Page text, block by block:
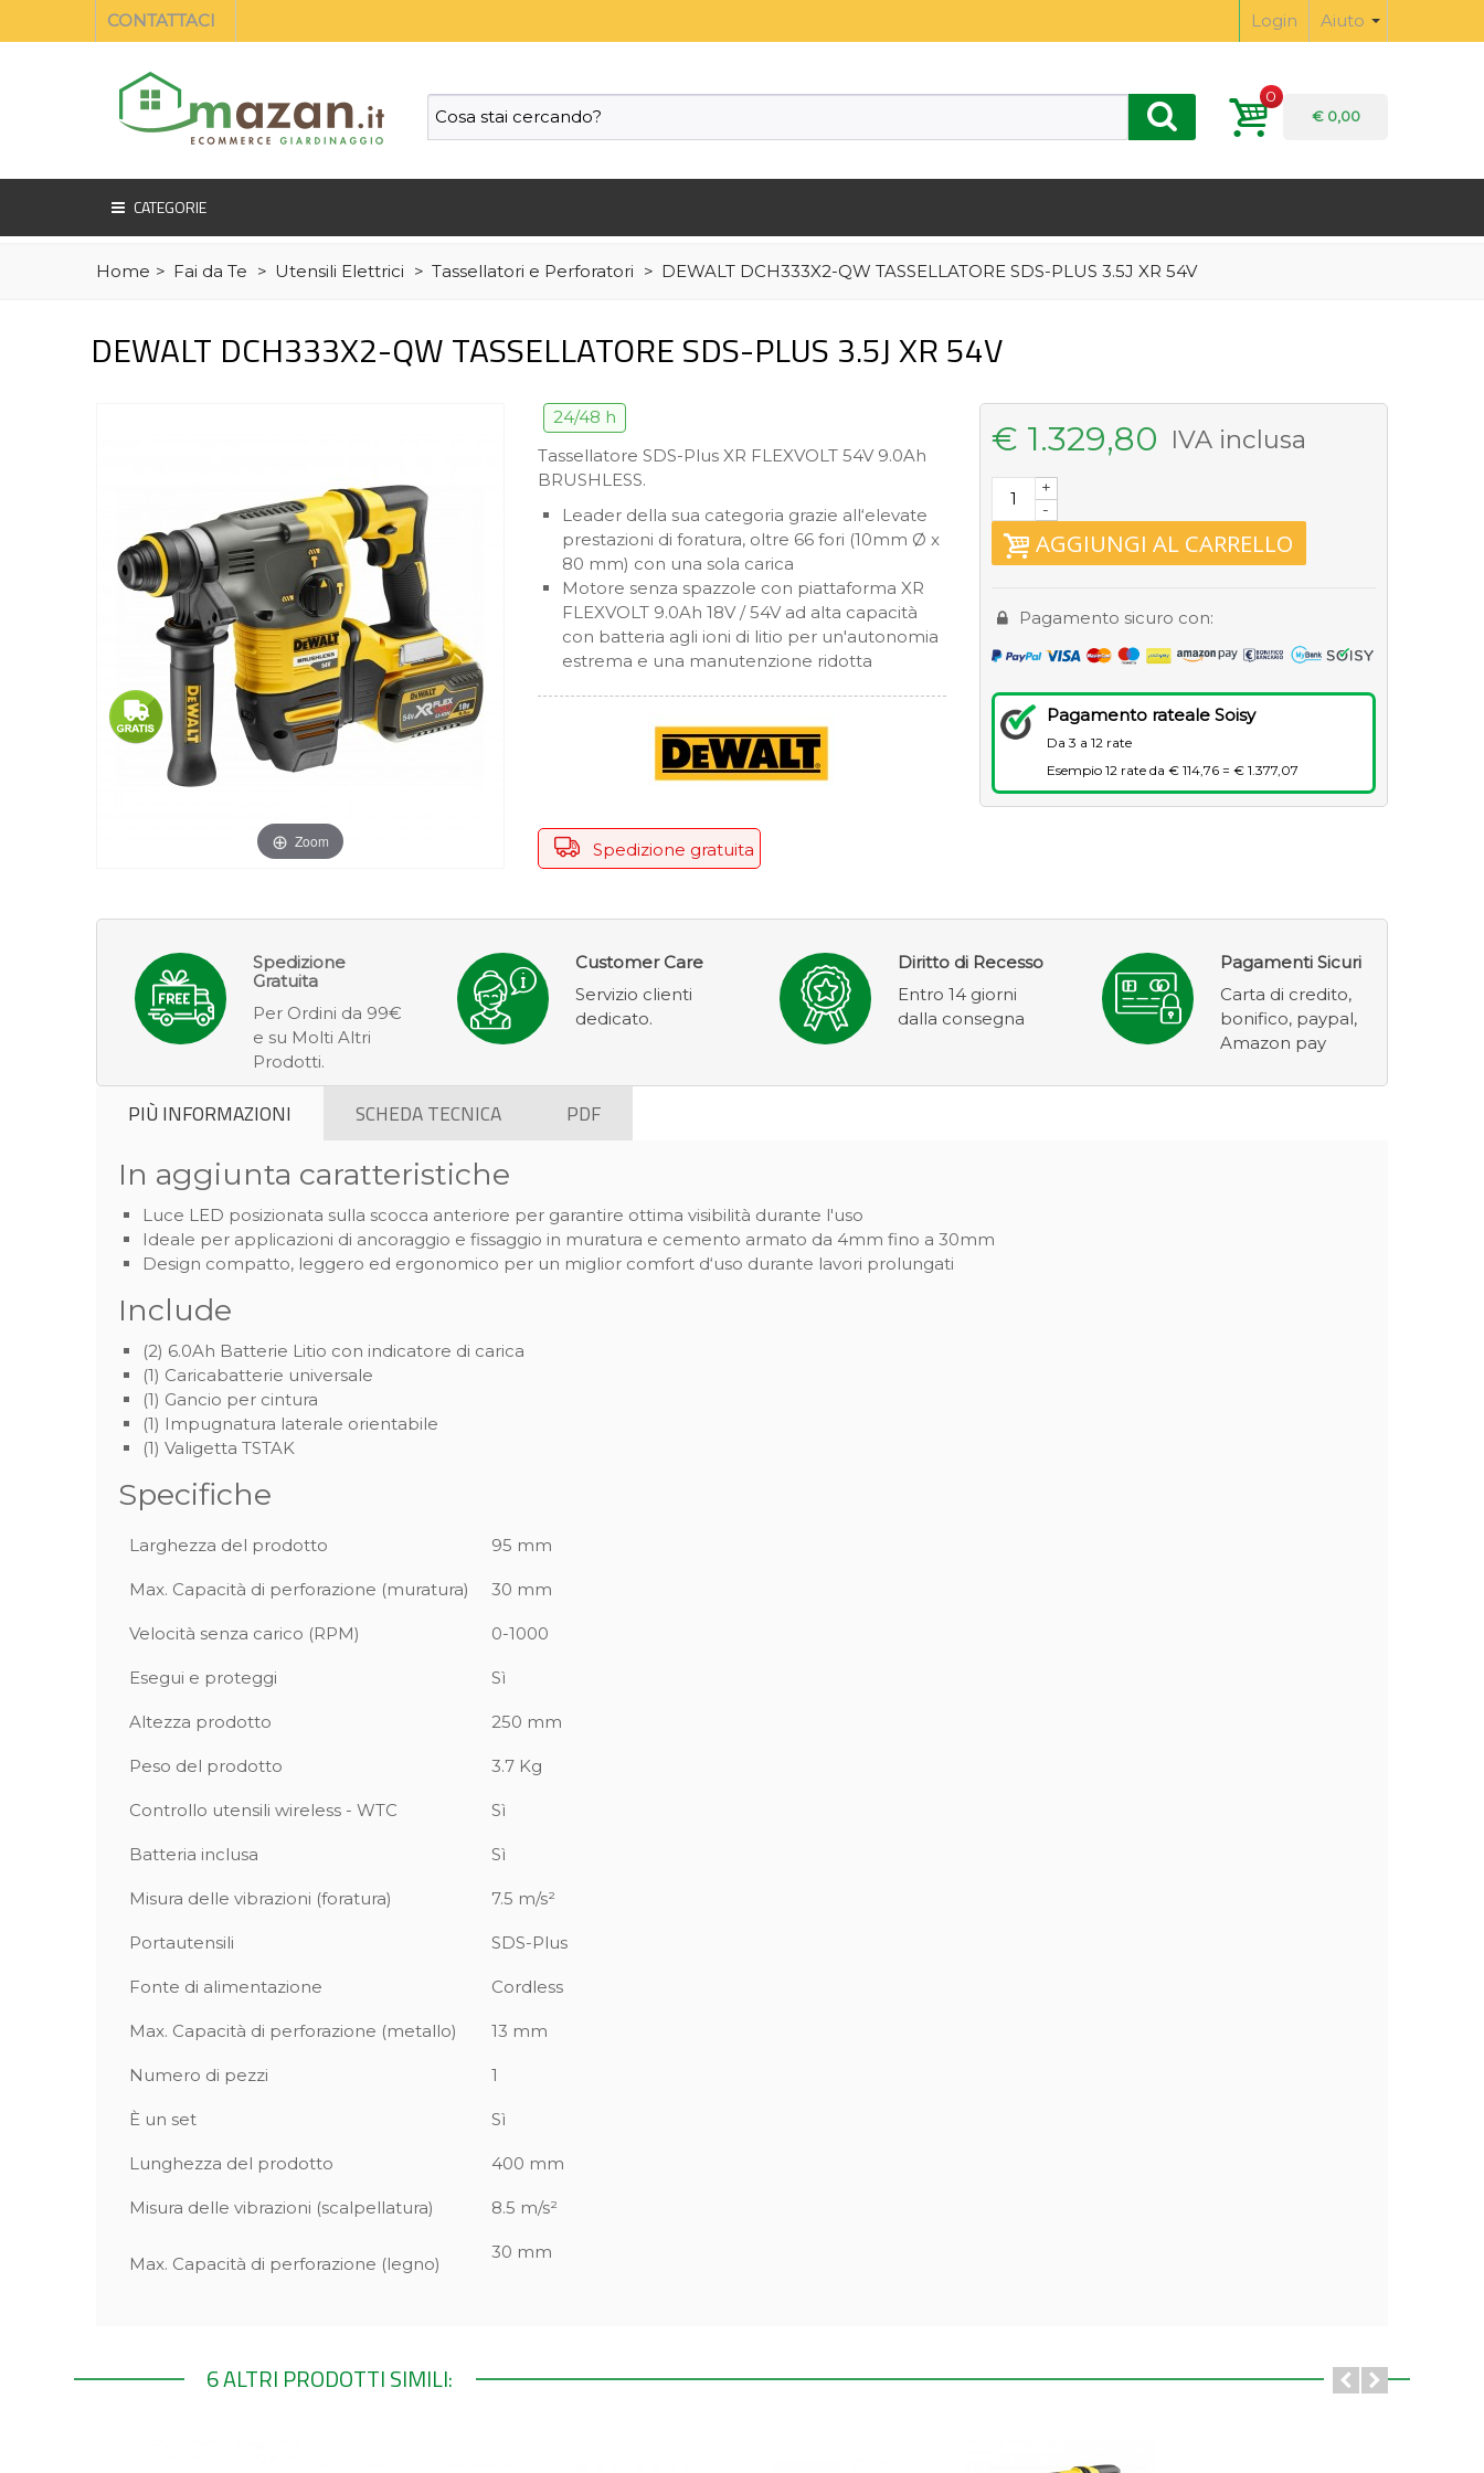
Aiuto
CONTATTACI Login
0
€ 0,00
CATEGORIE
Home > Fai da Te > Utensili Elettrici > Tassellatori e Perforatori > DEWALT DCH333X2-QW TASSELLATORE SDS-PLUS 3.5J XR 54V
DEWALT DCH333X2-QW TASSELLATORE SDS-PLUS 3.5J XR 54V
Zoom
24/48 h
Tassellatore SDS-Plus XR FLEXVOLT 54V 9.0Ah
BRUSHLESS.
Leader della sua categoria grazie all‘elevate
prestazioni di foratura, oltre 66 fori (10mm Ø x
80 mm) con una sola carica
Motore senza spazzole con piattaforma XR
FLEXVOLT 9.0Ah 18V / 54V ad alta capacità
con batteria agli ioni di litio per un'autonomia
estrema e una manutenzione ridotta
Spedizione gratuita
€ 1.329,80 IVA inclusa
-
+
AGGIUNGI AL CARRELLO
Pagamento sicuro con:
Pagamento rateale Soisy
Da 3 a 12 rate
Esempio 12 rate da € 114,76 = € 1.377,07
Spedizione
Gratuita
Per Ordini da 99€
e su Molti Altri
Prodotti.
Customer Care
Servizio clienti
dedicato.
Diritto di Recesso
Entro 14 giorni
dalla consegna
Pagamenti Sicuri
Carta di credito,
bonifico, paypal,
Amazon pay
PIÙ INFORMAZIONI SCHEDA TECNICA PDF
In aggiunta caratteristiche
Luce LED posizionata sulla scocca anteriore per garantire ottima visibilità durante l'uso
Ideale per applicazioni di ancoraggio e fissaggio in muratura e cemento armato da 4mm fino a 30mm
Design compatto, leggero ed ergonomico per un miglior comfort d‘uso durante lavori prolungati
Include
(2) 6.0Ah Batterie Litio con indicatore di carica
(1) Caricabatterie universale
(1) Gancio per cintura
(1) Impugnatura laterale orientabile
(1) Valigetta TSTAK
Specifiche
Larghezza del prodotto 95 mm
Max. Capacità di perforazione (muratura) 30 mm
Velocità senza carico (RPM) 0-1000
Esegui e proteggi Sì
Altezza prodotto 250 mm
Peso del prodotto 3.7 Kg
Controllo utensili wireless - WTC Sì
Batteria inclusa Sì
Misura delle vibrazioni (foratura) 7.5 m/s²
Portautensili SDS-Plus
Fonte di alimentazione Cordless
Max. Capacità di perforazione (metallo) 13 mm
Numero di pezzi 1
È un set Sì
Lunghezza del prodotto 400 mm
Misura delle vibrazioni (scalpellatura) 8.5 m/s²
Max. Capacità di perforazione (legno)
30 mm
6 ALTRI PRODOTTI SIMILI: